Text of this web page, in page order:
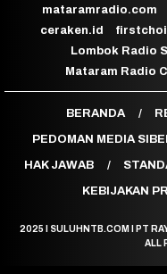
mataramradio.com
ceraken.id
Lombok Radio
Mataram Radio
BERANDA
PEDOMAN MEDIA
HAK JAWAB
KEBIJAKAN
2025 I SULUHNTB.COM I PT
ALL